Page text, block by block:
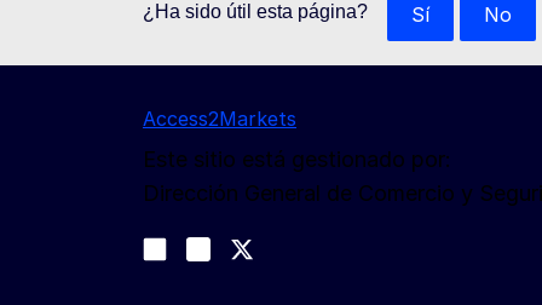
¿Ha sido útil esta página? Sí No
Access2Markets
Este sitio está gestionado por:
Dirección General de Comercio y
Join us on LinkedIn
Trade-Off podcast